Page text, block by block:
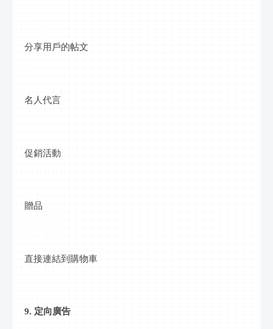
分享用戶的帖文
名人代言
促銷活動
贈品
直接連結到購物車
9. 定向廣告